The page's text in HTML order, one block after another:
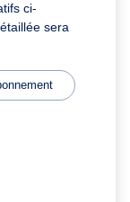
ci-
sera